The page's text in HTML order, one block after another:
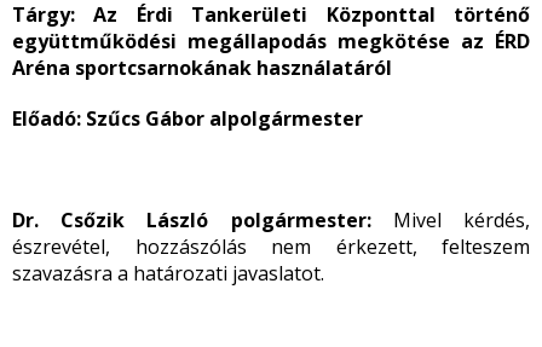
Tárgy: Az Érdi Tankerületi Központtal történő
együttműködési megállapodás megkötése az ÉRD
Aréna sportcsarnokának használatáról
Előadó: Szűcs Gábor alpolgármester
Dr. Csőzik László polgármester: Mivel kérdés,
észrevétel, hozzászólás nem érkezett, felteszem
szavazásra a határozati javaslatot.